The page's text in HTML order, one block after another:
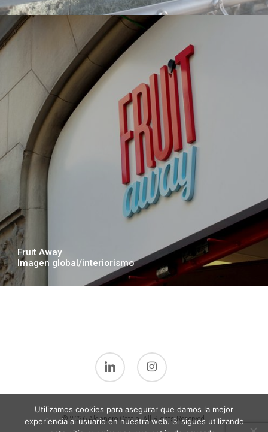
Fruit Away
Imagen global/interiorismo
linkedin instagram
© 2026 Alejandro Catalá. All Rights Reserved.
Utilizamos cookies para asegurar que damos la mejor
experiencia al usuario en nuestra web. Si sigues utilizando